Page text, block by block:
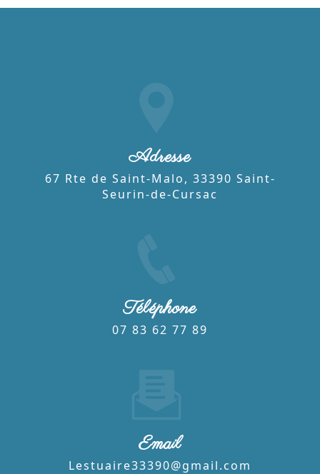
Adresse
67 Rte de Saint-Malo, 33390 Saint-
Seurin-de-Cursac
Téléphone
07 83 62 77 89
Email
lestuaire33390@gmail.com